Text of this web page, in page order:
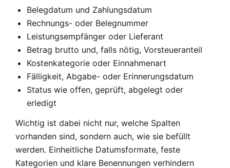
Belegdatum und Zahlungsdatum
Rechnungs- oder Belegnummer
Leistungsempfänger oder Lieferant
Betrag brutto und, falls nötig, Vorsteueranteil
Kostenkategorie oder Einnahmenart
Fälligkeit, Abgabe- oder Erinnerungsdatum
Status wie offen, geprüft, abgelegt oder
erledigt
Wichtig ist dabei nicht nur, welche Spalten
vorhanden sind, sondern auch, wie sie befüllt
werden. Einheitliche Datumsformate, feste
Kategorien und klare Benennungen verhindern